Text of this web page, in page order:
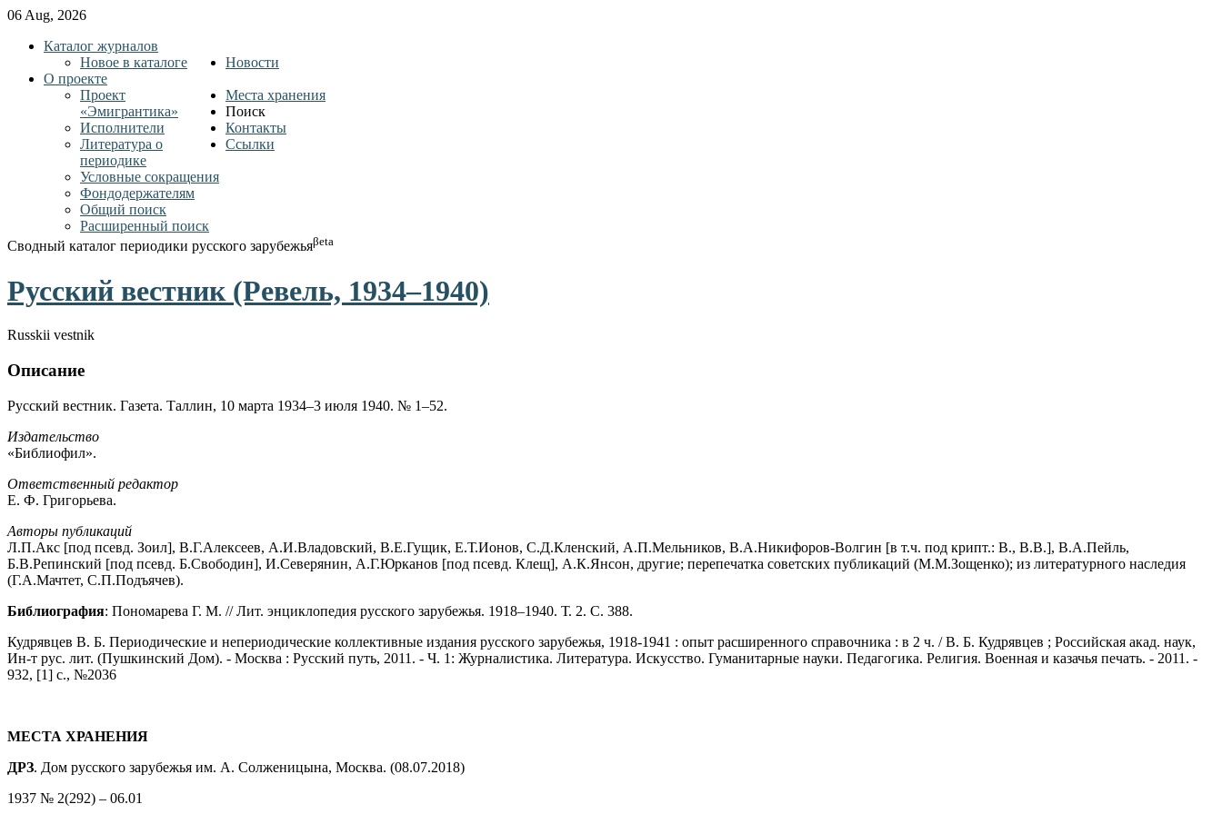
06 Aug, 2026
Каталог журналов
Новое в каталоге
Новости
О проекте
Проект
«Эмигрантика»
Исполнители
Литература о
периодике
Условные сокращения
Фондодержателям
Места хранения
Поиск
Общий поиск
Расширенный поиск
Контакты
Ссылки
Сводный каталог периодики русского зарубежьяβeta
Русский вестник (Ревель, 1934–1940)
Russkii vestnik
Описание
Русский вестник. Газета. Таллин, 10 марта 1934–3 июля 1940. № 1–52.
Издательство
«Библиофил».
Ответственный редактор
Е. Ф. Григорьева.
Авторы публикаций
Л.П.Акс [под псевд. Зоил], В.Г.Алексеев, А.И.Владовский, В.Е.Гущик, Е.Т.Ионов, С.Д.Кленский, А.П.Мельников, В.А.Никифоров-Волгин [в т.ч. под крипт.: В., В.В.], В.А.Пейль,
Б.В.Репинский [под псевд. Б.Свободин], И.Северянин, А.Г.Юрканов [под псевд. Клещ], А.К.Янсон, другие; перепечатка советских публикаций (М.М.Зощенко); из литературного наследия
(Г.А.Мачтет, С.П.Подъячев).
Библиография: Пономарева Г. М. // Лит. энциклопедия русского зарубежья. 1918–1940. Т. 2. С. 388.
Кудрявцев В. Б. Периодические и непериодические коллективные издания русского зарубежья, 1918-1941 : опыт расширенного справочника : в 2 ч. / В. Б. Кудрявцев ; Российская акад. наук,
Ин-т рус. лит. (Пушкинский Дом). - Москва : Русский путь, 2011. - Ч. 1: Журналистика. Литература. Искусство. Гуманитарные науки. Педагогика. Религия. Военная и казачья печать. - 2011. -
932, [1] с., №2036
МЕСТА ХРАНЕНИЯ
ДРЗ. Дом русского зарубежья им. А. Солженицына, Москва. (08.07.2018)
1937 № 2(292) – 06.01